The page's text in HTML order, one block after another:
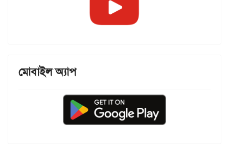
মোবাইল অ্যাপ